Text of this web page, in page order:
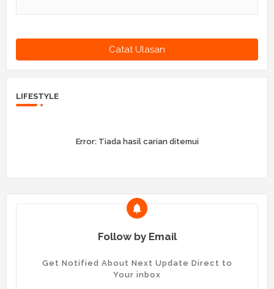
Catat Ulasan
LIFESTYLE
Error:Tiada hasil carian ditemui
Follow by Email
Get Notified About Next Update Direct to
Your inbox